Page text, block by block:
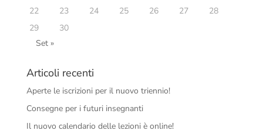
22
23 24 25 26 27
28
29
30
Set »
Articoli recenti
Aperte le iscrizioni per il nuovo triennio!
Consegne per i futuri insegnanti
Il nuovo calendario delle lezioni è online!